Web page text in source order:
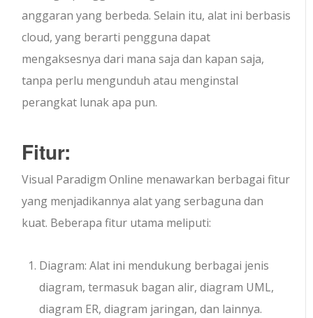
anggaran yang berbeda. Selain itu, alat ini berbasis
cloud, yang berarti pengguna dapat
mengaksesnya dari mana saja dan kapan saja,
tanpa perlu mengunduh atau menginstal
perangkat lunak apa pun.
Fitur:
Visual Paradigm Online menawarkan berbagai fitur
yang menjadikannya alat yang serbaguna dan
kuat. Beberapa fitur utama meliputi:
Diagram: Alat ini mendukung berbagai jenis
diagram, termasuk bagan alir, diagram UML,
diagram ER, diagram jaringan, dan lainnya.